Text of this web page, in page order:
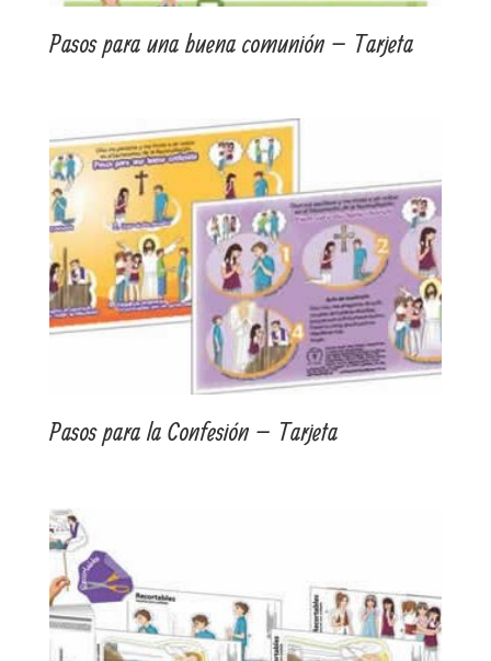
Pasos para una buena comunión – Tarjeta
Pasos para la Confesión – Tarjeta